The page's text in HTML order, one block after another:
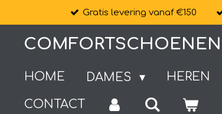
hoofdinhoud
Gratis levering vanaf €150
HOME DAMES HEREN
CONTACT